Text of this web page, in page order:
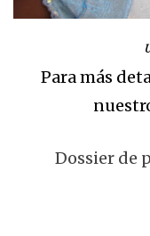
Para más
Dossier de